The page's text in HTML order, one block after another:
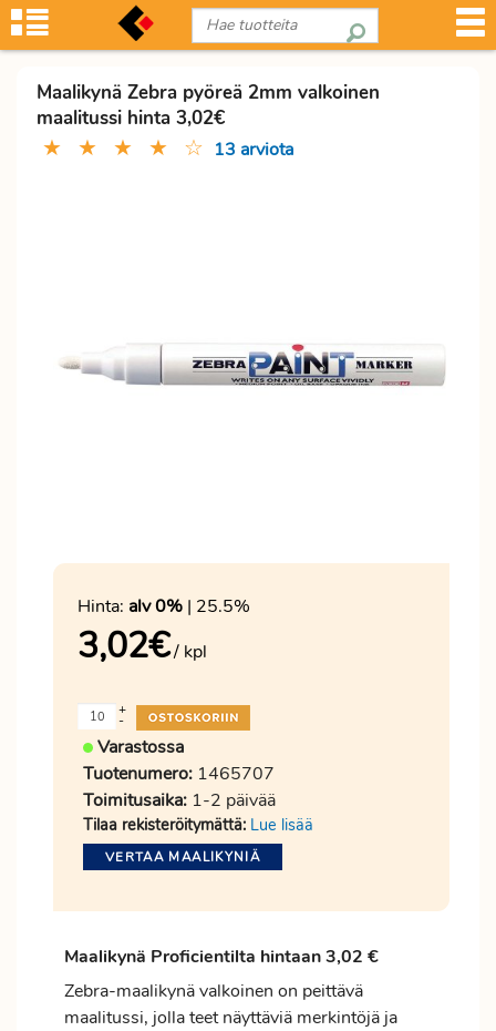
Maalikynä Zebra pyöreä 2mm valkoinen
maalitussi hinta 3,02€
★ ★ ★ ★ ☆ 13 arviota
Hinta: alv 0% | 25.5%
3,02€/ kpl
-
+
Varastossa
Tuotenumero: 1465707
Toimitusaika: 1-2 päivää
Tilaa rekisteröitymättä: Lue lisää
VERTAA MAALIKYNIÄ
Maalikynä Proficientilta hintaan 3,02 €
Zebra-maalikynä valkoinen on peittävä
maalitussi, jolla teet näyttäviä merkintöjä ja